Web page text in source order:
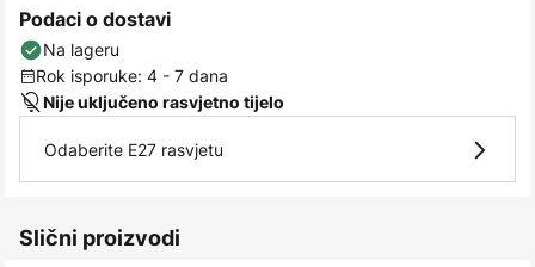
Podaci o dostavi
Na lageru
Rok isporuke: 4 - 7 dana
Nije uključeno rasvjetno tijelo
Odaberite E27 rasvjetu
Slični proizvodi